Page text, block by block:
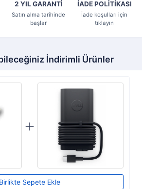
2 YILGARANTİ
Satın alma tarihinde
başlar
İADE POLİTİKASI
İade koşulları için
tıklayın
İndirimli Ürünler
Birlikte Sepete Ekle